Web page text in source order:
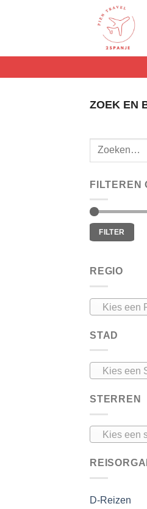
ZOEK EN
FILTEREN
Min.
prijs
Max.
prijsFILTER
REGIO
Kies een
STAD
Kies een
STERREN
Kies een
D-Reizen